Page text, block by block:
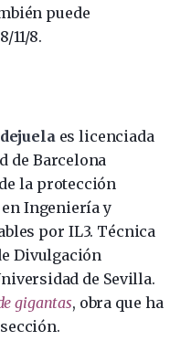
puede
11/8.
es licenciada
de Barcelona
la protección
Ingeniería y
por IL3. Técnica
Divulgación
de Sevilla.
gigantas, obra que ha